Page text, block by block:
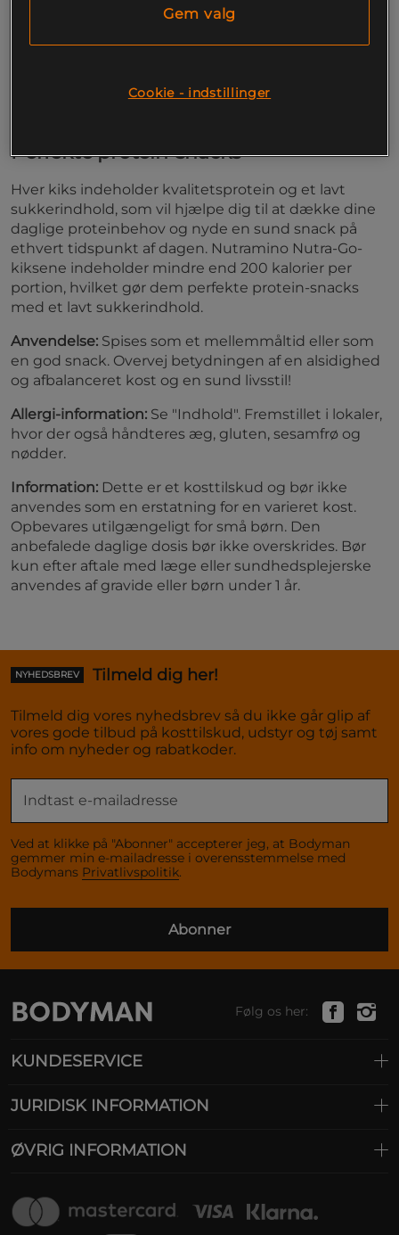
Nutramino Go Protein Wafer er en proteinkiks med
perfekt at tage med sig.
Mindre end 200 kcal per portion
Perfekte protein-snacks
Hver kiks indeholder kvalitetsprotein og et lavt
sukkerindhold, som vil hjælpe dig til at dække dine
daglige proteinbehov og nyde en sund snack på
ethvert tidspunkt af dagen. Nutramino Nutra-Go-
kiksene indeholder mindre end 200 kalorier per
portion, hvilket gør dem perfekte protein-snacks
med et lavt sukkerindhold.
Anvendelse: Spises som et mellemmåltid eller som
en god snack. Overvej betydningen af en alsidighed
og afbalanceret kost og en sund livsstil!
Allergi-information: Se "Indhold". Fremstillet i lokaler,
hvor der også håndteres æg, gluten, sesamfrø og
nødder.
Information: Dette er et kosttilskud og bør ikke
anvendes som en erstatning for en varieret kost.
Opbevares utilgængeligt for små børn. Den
anbefalede daglige dosis bør ikke overskrides. Bør
kun efter aftale med læge eller sundhedsplejerske
anvendes af gravide eller børn under 1 år.
NYHEDSBREV Tilmeld dig her!
Tilmeld dig vores nyhedsbrev så du ikke går glip af
vores gode tilbud på kosttilskud, udstyr og tøj samt
info om nyheder og rabatkoder.
Ved at klikke på "Abonner" accepterer jeg, at Bodyman
gemmer min e-mailadresse i overensstemmelse med
Bodymans Privatlivspolitik.
Abonner
Følg os her:
KUNDESERVICE
JURIDISK INFORMATION
ØVRIG INFORMATION
Gem valg
Cookie - indstillinger